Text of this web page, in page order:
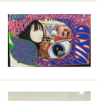
※記事内容は執
い。